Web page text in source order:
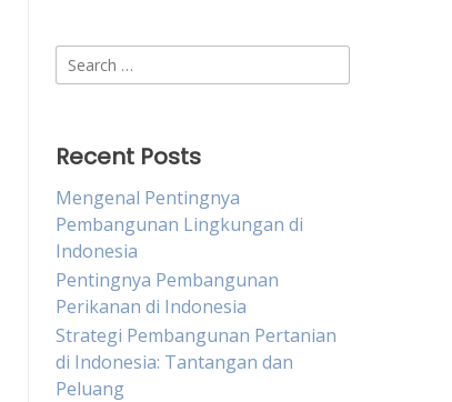
Search
for:
Recent Posts
Mengenal Pentingnya
Pembangunan Lingkungan di
Indonesia
Pentingnya Pembangunan
Perikanan di Indonesia
Strategi Pembangunan Pertanian
di Indonesia: Tantangan dan
Peluang